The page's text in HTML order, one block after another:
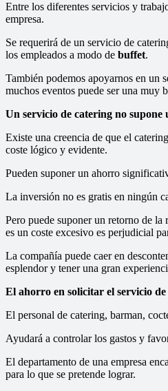
Entre los diferentes servicios y
empresa.
Se requerirá de un servicio de
los empleados a modo de buffet.
También podemos apoyarnos en un
muchos eventos puede ser una muy
Un servicio de catering no supone
Existe una creencia de que el
coste lógico y evidente.
Pueden suponer un ahorro
La inversión no es gratis en ningún
Pero puede suponer un retorno de
es un coste excesivo es perjudicial
La compañía puede caer en
esplendor y tener una gran
El ahorro en solicitar el servicio de
El personal de catering, barman,
Ayudará a controlar los gastos y
El departamento de una empresa
para lo que se pretende lograr.